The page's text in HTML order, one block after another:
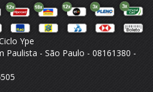
Ype
Paulista - São Paulo - 08161380 -